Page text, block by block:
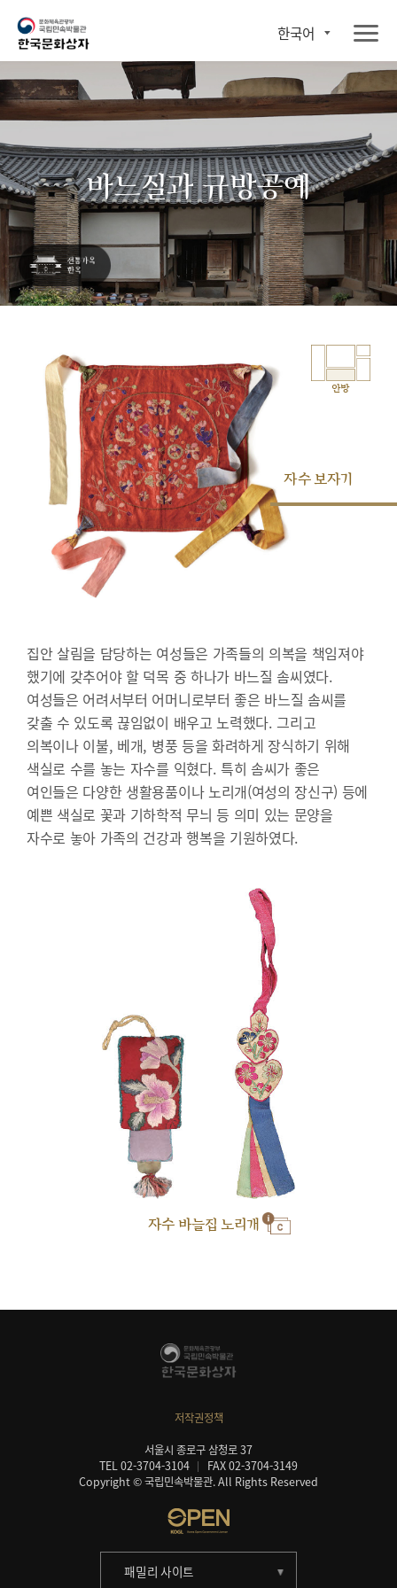
한국어
바느질과 규방공예
안방
자수 보자기
집안 살림을 담당하는 여성들은 가족들의 의복을 책임져야
했기에 갖추어야 할 덕목 중 하나가 바느질 솜씨였다.
여성들은 어려서부터 어머니로부터 좋은 바느질 솜씨를
갖출 수 있도록 끊임없이 배우고 노력했다. 그리고
의복이나 이불, 베개, 병풍 등을 화려하게 장식하기 위해
색실로 수를 놓는 자수를 익혔다. 특히 솜씨가 좋은
여인들은 다양한 생활용품이나 노리개(여성의 장신구) 등에
예쁜 색실로 꽃과 기하학적 무늬 등 의미 있는 문양을
자수로 놓아 가족의 건강과 행복을 기원하였다.
자수 바늘집 노리개
저작권정책
서울시 종로구 삼청로 37
TEL 02-3704-3104
FAX 02-3704-3149
Copyright © 국립민속박물관. All Rights Reserved
패밀리 사이트